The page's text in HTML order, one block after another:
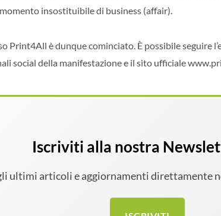
insostituibile di business (affair).
Print4All è dunque cominciato. È possibile seguire
social della manifestazione e il sito ufficiale
Iscriviti alla nostra
ultimi articoli e aggiornamenti direttamente